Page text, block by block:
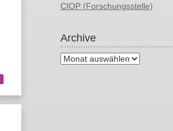
CIOP (Forschungsstelle)
Archive